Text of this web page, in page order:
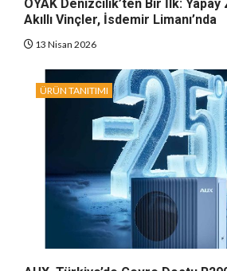
OYAK Denizcilik’ten Bir İlk:
Akıllı Vinçler, İsdemir Limanı’nda
13 Nisan 2026
ÜRÜN TANITIMI